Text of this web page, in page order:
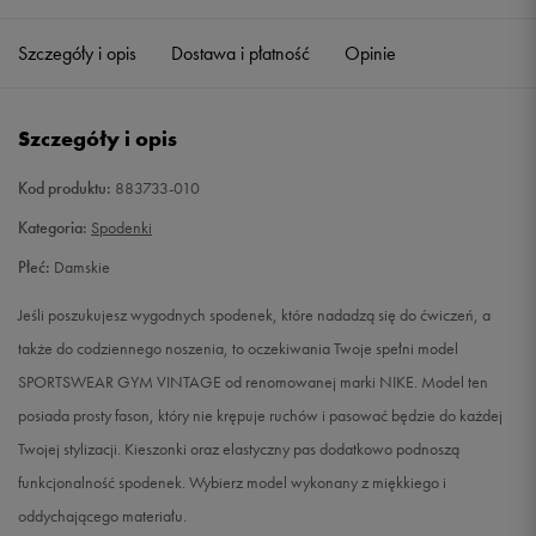
XXS Powiadom o dostępności
M Powiadom o dostępności
XL Powiadom o dostępności
XXL Powiadom o dostępności
Szczegóły i opis Dostawa i płatność Opinie
Szczegóły i opis
Kod produktu: 883733-010
Kategoria: Spodenki
Płeć: Damskie
Jeśli poszukujesz wygodnych spodenek, które nadadzą się do ćwiczeń, a
także do codziennego noszenia, to oczekiwania Twoje spełni model
SPORTSWEAR GYM VINTAGE od renomowanej marki NIKE. Model ten
posiada prosty fason, który nie krępuje ruchów i pasować będzie do każdej
Twojej stylizacji. Kieszonki oraz elastyczny pas dodatkowo podnoszą
funkcjonalność spodenek. Wybierz model wykonany z miękkiego i
oddychającego materiału.